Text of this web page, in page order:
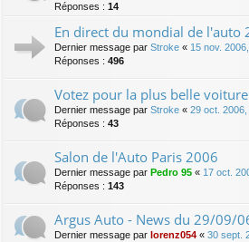
Réponses : 14
En direct du mondial de l'auto
Dernier message par Stroke « 15 nov.
Réponses : 496
Votez pour la plus belle
Dernier message par Stroke « 29 oct. 2006,
Réponses : 43
Salon de l'Auto Paris 2006
Dernier message par Pedro 95 « 17 oct.
Réponses : 143
Argus Auto - News du 29/09/
Dernier message par lorenz054 « 30 sept.